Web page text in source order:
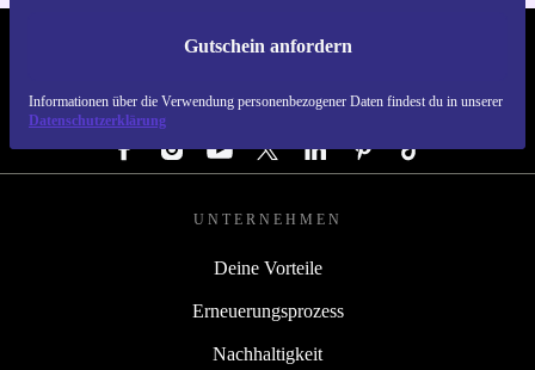
Gutschein anfordern
Informationen über die Verwendung personenbezogener Daten findest du in unserer
Datenschutzerklärung
REFURBED DEUTSCHLAND - RETHINK NEW.
FOLGE UNS
UNTERNEHMEN
Deine Vorteile
Erneuerungsprozess
Nachhaltigkeit